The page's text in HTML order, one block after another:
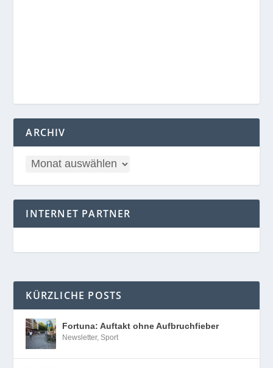
ARCHIV
INTERNET PARTNER
KÜRZLICHE POSTS
Fortuna: Auftakt ohne Aufbruchfieber
Newsletter,Sport